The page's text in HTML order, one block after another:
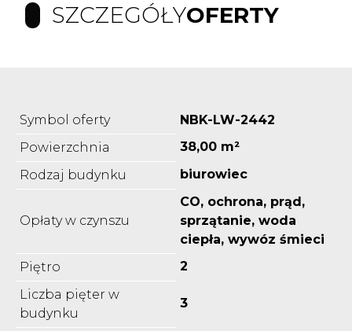
SZCZEGÓŁYOFERTY
Symbol oferty
NBK-LW-2442
Powierzchnia
38,00 m²
Rodzaj budynku
biurowiec
Opłaty w czynszu
CO, ochrona, prąd,
sprzątanie, woda
ciepła, wywóz śmieci
Piętro
2
Liczba pięter w
budynku
3